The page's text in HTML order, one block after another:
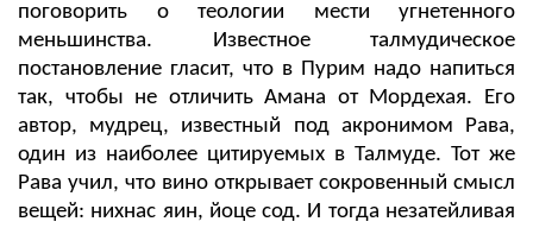
поговорить о теологии мести угнетенного
меньшинства. Известное талмудическое
постановление гласит, что в Пурим надо напиться
так, чтобы не отличить Амана от Мордехая. Его
автор, мудрец, известный под акронимом Рава,
один из наиболее цитируемых в Талмуде. Тот же
Рава учил, что вино открывает сокровенный смысл
вещей: нихнас яин, йоце сод. И тогда незатейливая